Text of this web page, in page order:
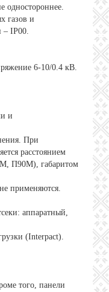
одностороннее.
газов и
– IP00.
6-10/0.4 кВ.
и
При
расстоянием
П90М), габаритом
применяются.
аппаратный,
(Interpact).
того, панели